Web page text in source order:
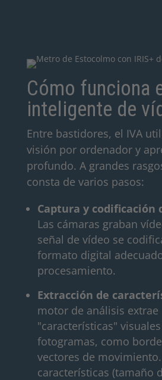
Cómo funciona
inteligente de
Entre bastidores, el IVA
visión por ordenador y
profundo. A grandes
consta de varios pasos:
Captura y codificación
Las cámaras graban
señal de vídeo se
formato digital
procesamiento.
Extracción de
motor de análisis extrae
"características"
fotogramas, como
vectores de movimiento.
características (tamaño